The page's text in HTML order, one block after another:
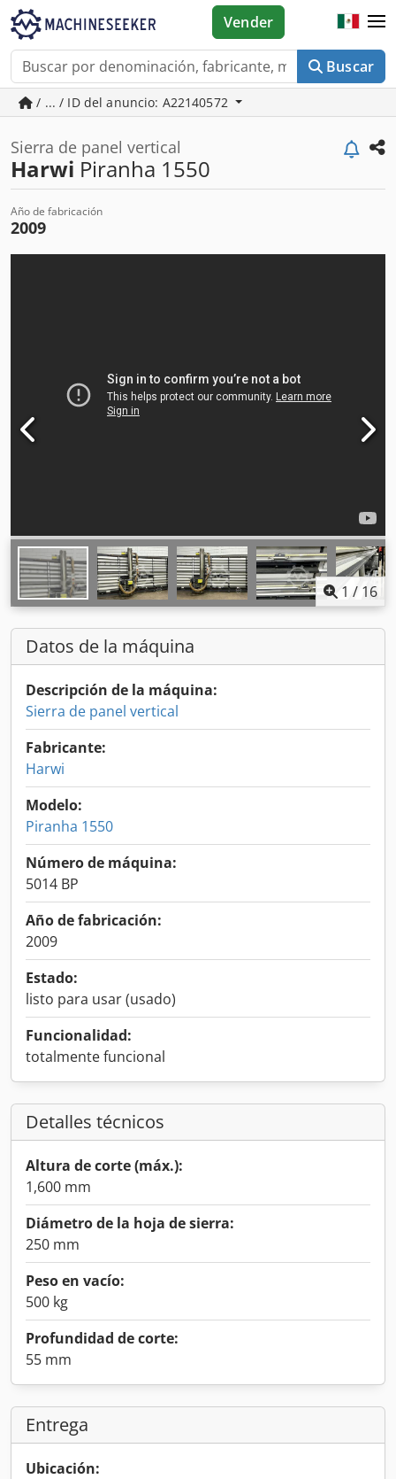
Buscar
Vender
/ ... / ID del anuncio: A22140572
Sierra de panel vertical
Harwi Piranha 1550
Año de fabricación
2009
1 / 16
Datos de la máquina
Descripción de la máquina:
Sierra de panel vertical
Fabricante:
Harwi
Modelo:
Piranha 1550
Número de máquina:
5014 BP
Año de fabricación:
2009
Estado:
listo para usar (usado)
Funcionalidad:
totalmente funcional
Detalles técnicos
Altura de corte (máx.):
1,600 mm
Diámetro de la hoja de sierra:
250 mm
Peso en vacío:
500 kg
Profundidad de corte:
55 mm
Entrega
Ubicación: